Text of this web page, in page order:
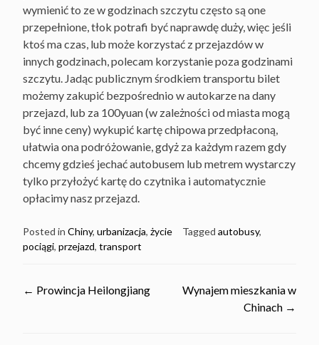
wymienić to ze w godzinach szczytu często są one
przepełnione, tłok potrafi być naprawdę duży, więc jeśli
ktoś ma czas, lub może korzystać z przejazdów w
innych godzinach, polecam korzystanie poza godzinami
szczytu. Jadąc publicznym środkiem transportu bilet
możemy zakupić bezpośrednio w autokarze na dany
przejazd, lub za 100yuan (w zależności od miasta mogą
być inne ceny) wykupić kartę chipowa przedpłaconą,
ułatwia ona podróżowanie, gdyż za każdym razem gdy
chcemy gdzieś jechać autobusem lub metrem wystarczy
tylko przyłożyć kartę do czytnika i automatycznie
opłacimy nasz przejazd.
Posted in Chiny, urbanizacja, życie Tagged autobusy,
pociągi, przejazd, transport
Post
← Prowincja Heilongjiang
Wynajem mieszkania w
Chinach →